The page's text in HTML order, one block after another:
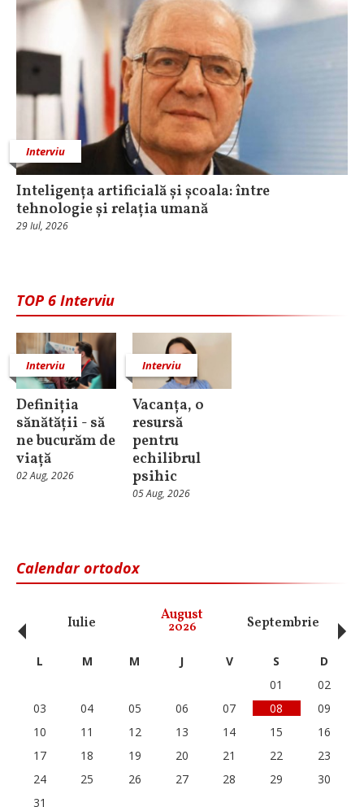
Interviu
Inteligența artificială și școala: între
tehnologie și relația umană
29 Iul, 2026
TOP 6 Interviu
Interviu
Definiția
sănătății - să
ne bucurăm de
viață
02 Aug, 2026
Interviu
Vacanța, o
resursă
pentru
echilibrul
psihic
05 Aug, 2026
Calendar ortodox
Iulie August
2026 Septembrie
‹ L M M J V S
D
01
02
03
04 05 06 07 08
09
10
11 12 13 14 15
16
17
18 19 20 21 22
23
24
25 26 27 28 29
30
31